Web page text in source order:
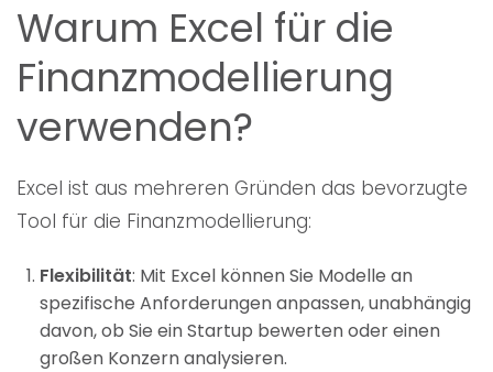
Warum Excel für die
Finanzmodellierung
verwenden?
Excel ist aus mehreren Gründen das bevorzugte
Tool für die Finanzmodellierung:
Flexibilität: Mit Excel können Sie Modelle an
spezifische Anforderungen anpassen, unabhängig
davon, ob Sie ein Startup bewerten oder einen
großen Konzern analysieren.